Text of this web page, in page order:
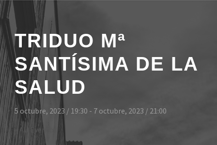
TRIDUO Mª
SANTÍSIMA DE LA
SALUD
5 octubre, 2023 / 19:30 - 7 octubre, 2023 / 21:00
« All Eventos